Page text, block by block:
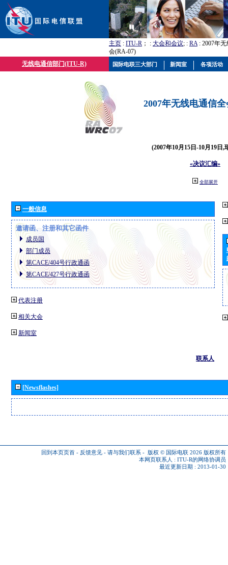
主页 : ITU-R ； : 大会和会议; : RA: 2007年
会(RA-07)
无线电通信部门(ITU-R)
2007年无线电通信
(2007年10月15日-10月19日,
«决议汇编»
全部展开
一般信息
邀请函、注册和其它函件
成员国
部门成员
第CACE/404号行政通函
第CACE/427号行政通函
代表注册
相关大会
新闻室
联系人
[Newsflashes]
回到本页页首 - 反馈意见 - 请与我们联系 - 版权 © 国际电联 2026 版权所有
本网页联系人 : ITU-R的网络协调员
最近更新日期 : 2013-01-30
国际电联三大部门 新闻室 各项活动